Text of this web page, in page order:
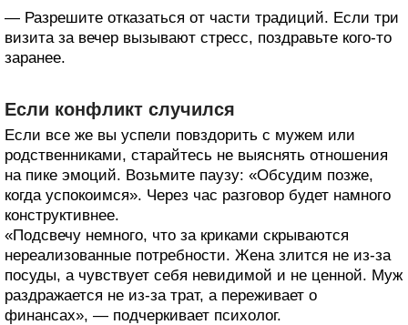
— Разрешите отказаться от части традиций. Если три
визита за вечер вызывают стресс, поздравьте кого-то
заранее.
Если конфликт случился
Если все же вы успели повздорить с мужем или
родственниками, старайтесь не выяснять отношения
на пике эмоций. Возьмите паузу: «Обсудим позже,
когда успокоимся». Через час разговор будет намного
конструктивнее.
«Подсвечу немного, что за криками скрываются
нереализованные потребности. Жена злится не из-за
посуды, а чувствует себя невидимой и не ценной. Муж
раздражается не из-за трат, а переживает о
финансах», — подчеркивает психолог.